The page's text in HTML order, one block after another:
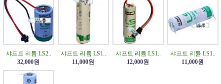
샤프트 리튬 LS2..
32,000원
샤프트 리튬 LS1..
11,000원
샤프트 리튬 LS1..
12,000원
샤프트 리튬 LS1..
11,000원